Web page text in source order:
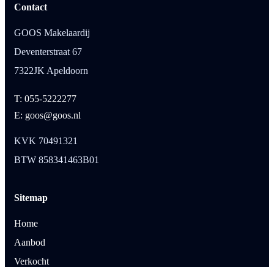
Contact
GOOS Makelaardij
Deventerstraat 67
7322JK Apeldoorn
T: 055-5222277
E: goos@goos.nl
KVK 70491321
BTW 858341463B01
Sitemap
Home
Aanbod
Verkocht